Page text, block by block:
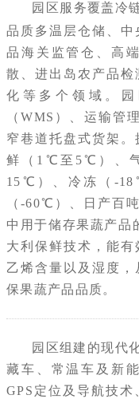
园区服务覆盖冷链
品质多温层仓储、
品海关监管仓、高
散、进出岛农产品
化等多个领域。
（WMS）、运输管
窄巷道托盘式货架
鲜（1℃至5℃）、
15℃）、冷冻（-
（-60℃）、日产百
中用于储存果蔬产
大利保鲜技术，能有
乙烯含量以及湿度
保果蔬产品品质。
园区组建的现代化
藏车、常温车及新
GPS定位及导航技